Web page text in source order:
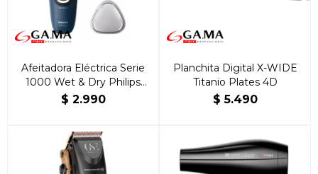
Afeitadora Eléctrica Serie
1000 Wet & Dry Philips
S1151/00
$ 2.990
Planchita Digital X-WIDE
Titanio Plates 4D
$ 5.490